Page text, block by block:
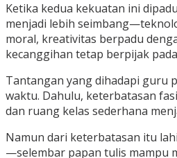
Ketika kedua kekuatan ini
menjadi lebih
moral, kreativitas berpadu
kecanggihan tetap berpijak
Tantangan yang dihadapi guru
waktu. Dahulu, keterbatasan
dan ruang kelas sederhana
Namun dari keterbatasan itu
—selembar papan tulis mampu